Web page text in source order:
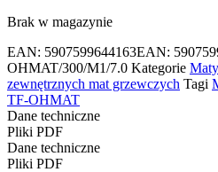
Brak w magazynie
EAN: 5907599644163EAN:
OHMAT/300/M1/7.0 Kategorie
zewnętrznych mat grzewczych Tagi
TF-OHMAT
Dane techniczne
Pliki PDF
Dane techniczne
Pliki PDF